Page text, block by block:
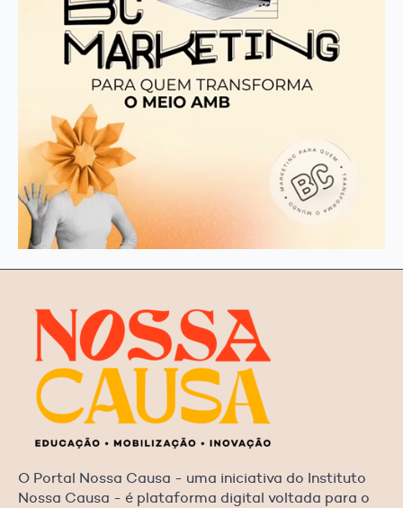
O Portal Nossa Causa - uma iniciativa do Instituto
Nossa Causa - é plataforma digital voltada para o